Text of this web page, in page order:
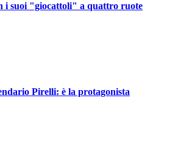
i suoi "giocattoli" a quattro ruote
Pirelli: è la protagonista